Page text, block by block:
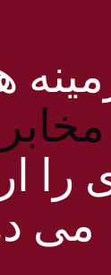
می